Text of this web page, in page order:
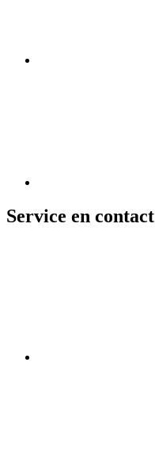
Service en contact